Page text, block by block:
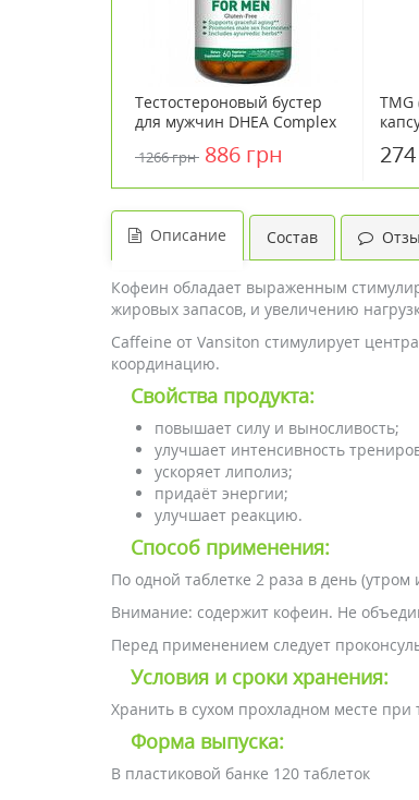
Тестостероновый бустер
для мужчин DHEA Complex
Кантри Лайф / Country Life
1266 грн 886 грн
Описание Состав
Кофеин обладает выраженным
жировых запасов, и увеличению
Caffeine от Vansiton стимулирует
координацию.
Свойства продукта:
повышает силу и выносливость;
улучшает интенсивность
ускоряет липолиз;
придаёт энергии;
улучшает реакцию.
Способ применения:
По одной таблетке 2 раза в день
Внимание: содержит кофеин. Не
Перед применением следует
Условия и сроки хранения:
Хранить в сухом прохладном месте при
Форма выпуска:
В пластиковой банке 120 таблеток